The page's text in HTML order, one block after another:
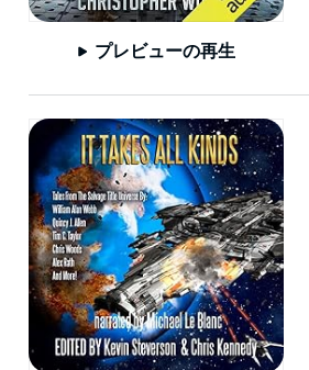
プレビューの再生